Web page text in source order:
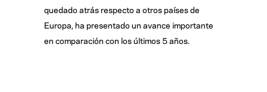
quedado atrás respecto a otros países de
Europa, ha presentado un avance importante
en comparación con los últimos 5 años.